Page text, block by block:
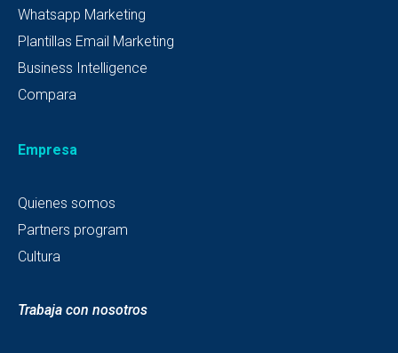
Whatsapp Marketing
Plantillas Email Marketing
Business Intelligence
Compara
Empresa
Quienes somos
Partners program
Cultura
Trabaja con nosotros